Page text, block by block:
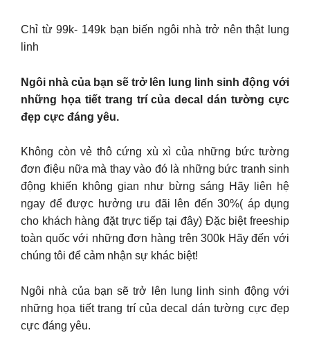
Chỉ từ 99k- 149k bạn biến ngôi nhà trở nên thật lung
linh
Ngôi nhà của bạn sẽ trở lên lung linh sinh động với
những họa tiết trang trí của decal dán tường cực
đẹp cực đáng yêu.
Không còn vẻ thô cứng xù xì của những bức tường
đơn điệu nữa mà thay vào đó là những bức tranh sinh
động khiến không gian như bừng sáng Hãy liên hệ
ngay để được hưởng ưu đãi lên đến 30%( áp dụng
cho khách hàng đặt trực tiếp tại đây) Đặc biệt freeship
toàn quốc với những đơn hàng trên 300k Hãy đến với
chúng tôi để cảm nhận sự khác biệt!
Ngôi nhà của bạn sẽ trở lên lung linh sinh động với
những họa tiết trang trí của decal dán tường cực đẹp
cực đáng yêu.